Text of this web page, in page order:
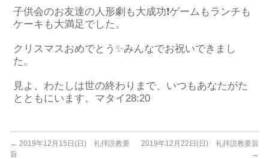
子供会のお友達の人形劇も大成功❗ゲームもランチも
ケーキも大満足でした。
クリスマスおめでとう✨みんなでお祝いできまし
た。
見よ、わたしは世の終わりまで、いつもあなたがた
とともにいます。マタイ28:20
← 2019年12月15日(日) 礼拝説教要
旨
2019年12月22日(日) 礼拝説教要旨
→